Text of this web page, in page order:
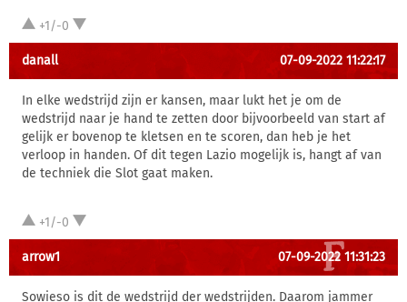
+1/-0
danall 07-09-2022 11:22:17
In elke wedstrijd zijn er kansen, maar lukt het je om de
wedstrijd naar je hand te zetten door bijvoorbeeld van start af
gelijk er bovenop te kletsen en te scoren, dan heb je het
verloop in handen. Of dit tegen Lazio mogelijk is, hangt af van
de techniek die Slot gaat maken.
+1/-0
arrow1 07-09-2022 11:31:23
Sowieso is dit de wedstrijd der wedstrijden. Daarom jammer